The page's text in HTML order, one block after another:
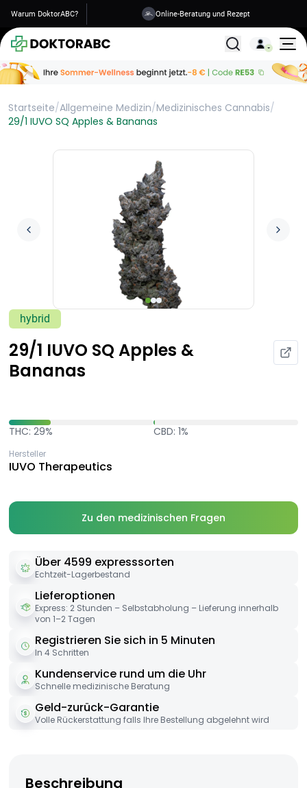
Warum DoktorABC? Versand in 1-2 Tagen
Alle
Startseite/Allgemeine Medizin/Medizinisches Cannabis/
29/1 IUVO SQ Apples & Bananas
hybrid
29/1 IUVO SQ Apples &
Bananas
THC: 29% CBD: 1%
Hersteller
IUVO Therapeutics
Zu den medizinischen Fragen
Über 4599 expresssorten
Echtzeit-Lagerbestand
Lieferoptionen
Express: 2 Stunden – Selbstabholung – Lieferung innerhalb
von 1–2 Tagen
Registrieren Sie sich in 5 Minuten
In 4 Schritten
Kundenservice rund um die Uhr
Schnelle medizinische Beratung
Geld-zurück-Garantie
Volle Rückerstattung falls Ihre Bestellung abgelehnt wird
Beschreibung